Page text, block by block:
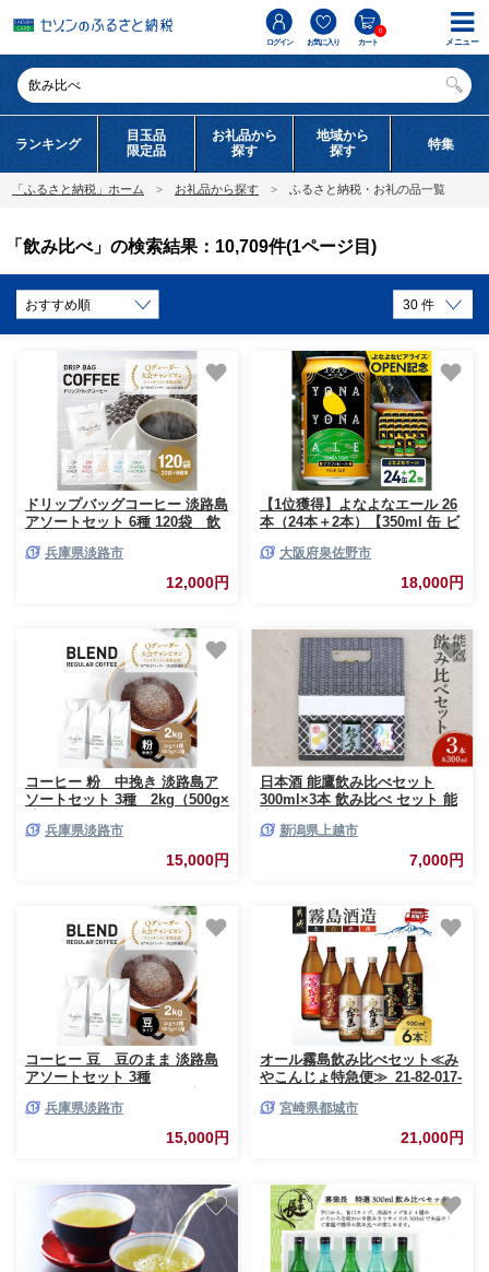
ログイン お気に入り カート
0
ランキング
目玉品
限定品
お礼品から
探す
地域から
探す
特集
「ふるさと納税」ホーム お礼品から探す ふるさと納税・お礼の品一覧
「飲み比べ」の検索結果：10,709件(1ページ目)
ドリップバッグコーヒー 淡路島
アソートセット 6種 120袋 飲
兵庫県淡路市
12,000円
【1位獲得】よなよなエール 26
本（24本＋2本）【350ml 缶 ビ
み比べ 晩酌 高評価 家計応援 特
別規格 ヤッホーブルーイング】
大阪府泉佐野市
18,000円
コーヒー 粉 中挽き 淡路島ア
ソートセット 3種 2kg（500g×
兵庫県淡路市
15,000円
日本酒 能鷹飲み比べセット
300ml×3本 飲み比べ セット 能
お酒 ふるさと納税 新潟 新潟県
産 にいがた 上越 上越産
新潟県上越市
7,000円
コーヒー 豆 豆のまま 淡路島
アソートセット 3種
兵庫県淡路市
15,000円
オール霧島飲み比べセット≪み
やこんじょ特急便≫_21-82-017-
宮崎県都城市
21,000円
メニュー